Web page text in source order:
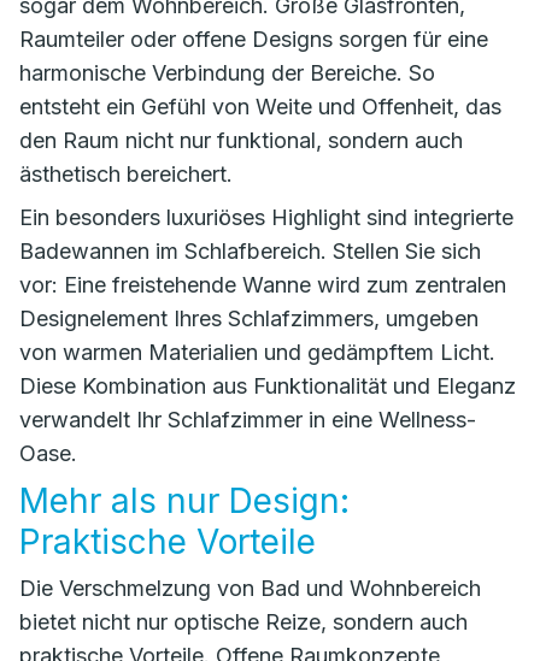
sogar dem Wohnbereich. Große Glasfronten,
Raumteiler oder offene Designs sorgen für eine
harmonische Verbindung der Bereiche. So
entsteht ein Gefühl von Weite und Offenheit, das
den Raum nicht nur funktional, sondern auch
ästhetisch bereichert.
Ein besonders luxuriöses Highlight sind integrierte
Badewannen im Schlafbereich. Stellen Sie sich
vor: Eine freistehende Wanne wird zum zentralen
Designelement Ihres Schlafzimmers, umgeben
von warmen Materialien und gedämpftem Licht.
Diese Kombination aus Funktionalität und Eleganz
verwandelt Ihr Schlafzimmer in eine Wellness-
Oase.
Mehr als nur Design:
Praktische Vorteile
Die Verschmelzung von Bad und Wohnbereich
bietet nicht nur optische Reize, sondern auch
praktische Vorteile. Offene Raumkonzepte